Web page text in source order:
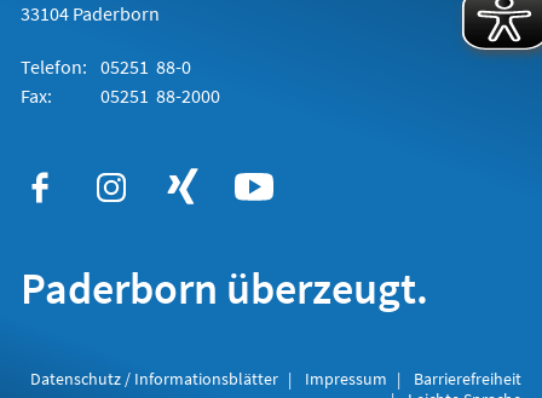
33104 Paderborn
Telefon: 05251 88-0
Fax:
05251 88-2000
Paderborn überzeugt.
Datenschutz / Informationsblätter Impressum
Barrierefreiheit